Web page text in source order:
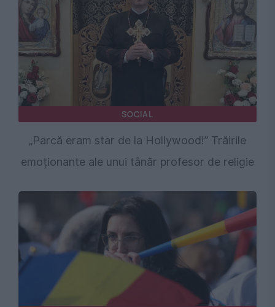
SOCIAL
„Parcă eram star de la Hollywood!” Trăirile
emoționante ale unui tânăr profesor de religie